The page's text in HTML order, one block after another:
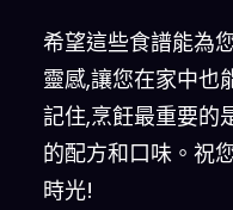
希望這些食譜能為
靈感,讓您在家中也
記住,烹飪最重要的
的配方和口味。祝
時光!